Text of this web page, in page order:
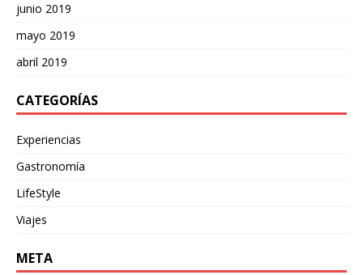
junio 2019
mayo 2019
abril 2019
CATEGORÍAS
Experiencias
Gastronomía
LifeStyle
Viajes
META